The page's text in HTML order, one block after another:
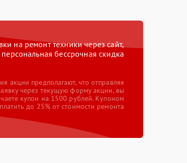
на ремонт техники через сайт,
персональная бессрочная скидка
акции предполагают, что отправляя
через текущую форму акции, вы
купон на 1500 рублей. Купоном
до 25% от стоимости ремонта